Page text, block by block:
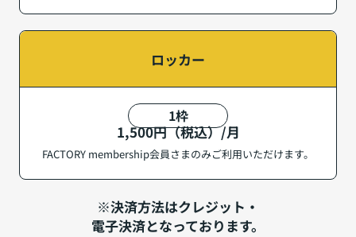
ロッカー
1枠
1,500円（税込）/月
FACTORY membership会員さまのみご利用いただけます。
※決済方法はクレジット・
電子決済となっております。